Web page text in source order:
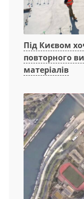
Під Києвом
повторного
матеріалів